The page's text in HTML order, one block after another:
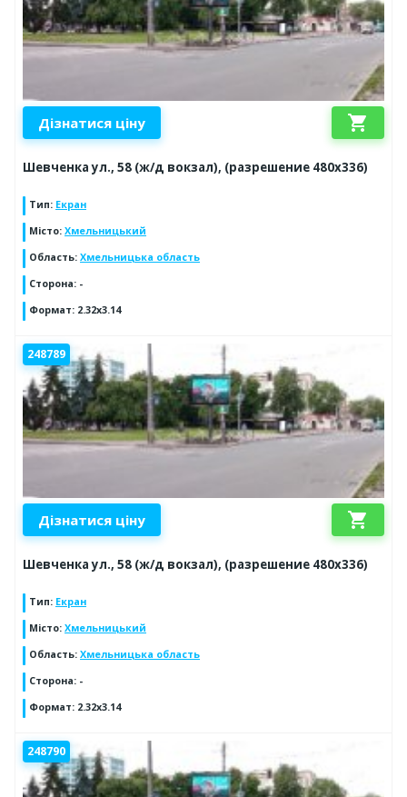
Дізнатися ціну shopping_cart
Шевченка ул., 58 (ж/д вокзал), (разрешение 480х336)
Тип: Екран
Місто: Хмельницький
Область: Хмельницька область
Сторона: -
Формат: 2.32x3.14
248789
Дізнатися ціну shopping_cart
Шевченка ул., 58 (ж/д вокзал), (разрешение 480х336)
Тип: Екран
Місто: Хмельницький
Область: Хмельницька область
Сторона: -
Формат: 2.32x3.14
248790